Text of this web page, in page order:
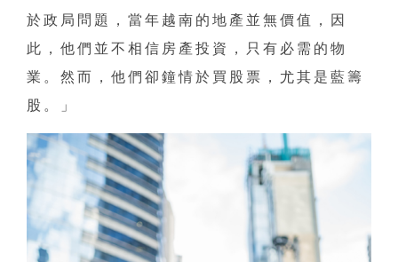
於政局問題，當年越南的地產並無價值，因
此，他們並不相信房產投資，只有必需的物
業。然而，他們卻鐘情於買股票，尤其是藍籌
股。」